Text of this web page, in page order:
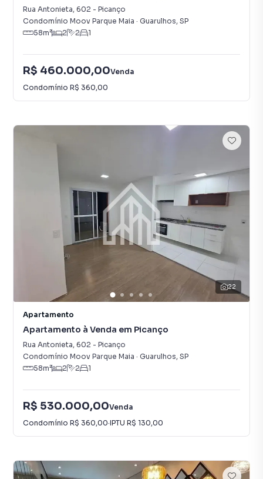
Rua Antonieta, 602 - Picanço
Condomínio Moov Parque Maia · Guarulhos, SP
58m² 2 2 1
R$ 460.000,00Venda
Condomínio R$ 360,00
22
Apartamento
Apartamento à Venda em Picanço
Rua Antonieta, 602 - Picanço
Condomínio Moov Parque Maia · Guarulhos, SP
58m² 2 2 1
R$ 530.000,00Venda
Condomínio R$ 360,00·IPTU R$ 130,00